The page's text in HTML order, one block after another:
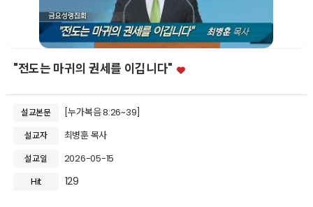
"전도는 마귀의 권세를 이깁니다"
설교본문 [누가복음 8:26~39]
설교자 최병훈 목사
설교일
2026-05-15
Hit
129